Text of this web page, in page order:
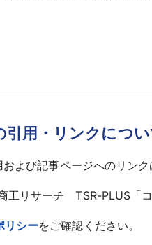
引用・リンクにつ
よび記事ページへのリン
工リサーチ TSR-PLUS「
リシーをご確認ください。